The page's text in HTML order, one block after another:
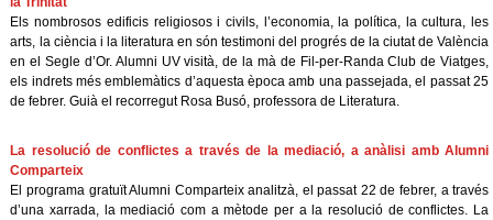
Els nombrosos edificis religiosos i civils, l’economia, la política, la cultura, les
arts, la ciència i la literatura en són testimoni del progrés de la ciutat de València
en el Segle d’Or. Alumni UV visità, de la mà de Fil-per-Randa Club de Viatges,
els indrets més emblemàtics d’aquesta època amb una passejada, el passat 25
de febrer. Guià el recorregut Rosa Busó, professora de Literatura.
La resolució de conflictes a través de la mediació, a anàlisi amb Alumni
Comparteix
El programa gratuït Alumni Comparteix analitzà, el passat 22 de febrer, a través
d’una xarrada, la mediació com a mètode per a la resolució de conflictes. La